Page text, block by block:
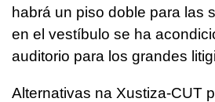
habrá un piso doble para las
en el vestíbulo se ha
auditorio para los grandes
Alternativas na Xustiza-CUT